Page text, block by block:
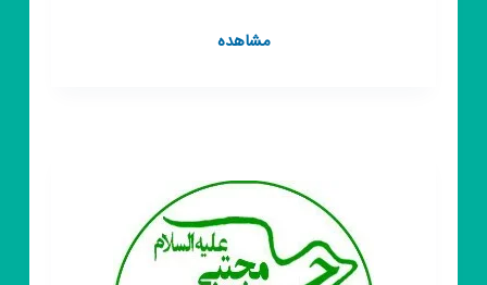
مشاهدهکانال